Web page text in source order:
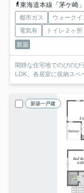
東海道本線「茅ケ崎
都市ガス ウォークイ
電気有
トイレ２ヶ所
新築
閑静な住宅地でのびのび
LDK。各居室に収納スペ
新築一戸建